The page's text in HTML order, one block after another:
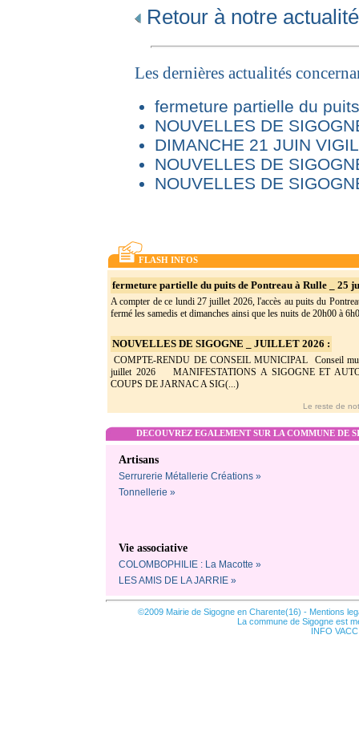
Retour à notre actualité
Les dernières actualités
fermeture partielle du
NOUVELLES DE
DIMANCHE 21 JUIN
NOUVELLES DE
NOUVELLES DE
FLASH INFOS
fermeture partielle du puits de Pontreau à Rulle _ 25
A compter de ce lundi 27 juillet 2026, l'accès au puits du
fermé les samedis et dimanches ainsi que les nuits de 20h00 à
NOUVELLES DE SIGOGNE _ JUILLET 2026 :
COMPTE-RENDU DE CONSEIL MUNICIPAL Conseil
juillet 2026 MANIFESTATIONS A SIGOGNE ET
COUPS DE JARNAC A SIG(...)
Le reste de
DECOUVREZ EGALEMENT SUR LA COMMUNE DE
Artisans
Serrurerie Métallerie Créations »
Tonnellerie »
Vie associative
COLOMBOPHILIE : La Macotte »
LES AMIS DE LA JARRIE »
©2009 Mairie de Sigogne en Charente(16) - Mentions
La commune de Sigogne est
INFO